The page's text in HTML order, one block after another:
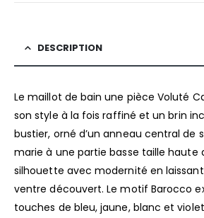
DESCRIPTION
Le maillot de bain une pièce Voluté
son style à la fois raffiné et un brin
bustier, orné d’un anneau central de
marie à une partie basse taille haute
silhouette avec modernité en
ventre découvert. Le motif Barocco
touches de bleu, jaune, blanc et